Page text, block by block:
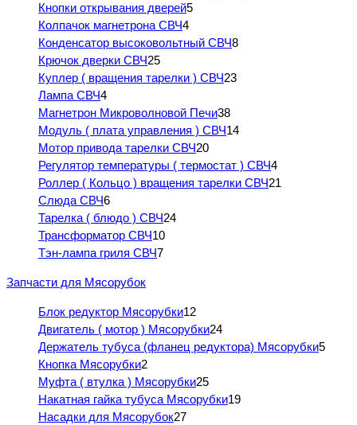
Кнопки открывания дверей5
Колпачок магнетрона СВЧ4
Конденсатор высоковольтный СВЧ8
Крючок дверки СВЧ25
Куплер ( вращения тарелки ) СВЧ23
Лампа СВЧ4
Магнетрон Микроволновой Печи38
Модуль ( плата управления ) СВЧ14
Мотор привода тарелки СВЧ20
Регулятор температуры ( термостат ) СВЧ4
Роллер ( Кольцо ) вращения тарелки СВЧ21
Слюда СВЧ6
Тарелка ( блюдо ) СВЧ24
Трансформатор СВЧ10
Тэн-лампа гриля СВЧ7
Запчасти для Мясорубок
Блок редуктор Мясорубки12
Двигатель ( мотор ) Мясорубки24
Держатель тубуса (фланец редуктора) Мясорубки5
Кнопка Мясорубки2
Муфта ( втулка ) Мясорубки25
Накатная гайка тубуса Мясорубки19
Насадки для Мясорубок27